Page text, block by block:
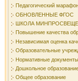
Педагогический
ОБНОВЛЕННЫЕ ФГОС
ШКОЛА
Повышение качества
Независимая оценка
Образовательные
Нормативные документы
Дошкольное
Общее образование